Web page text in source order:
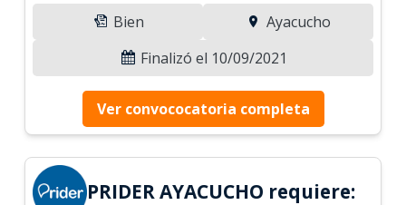
Bien
Ayacucho
Finalizó el 10/09/2021
Ver convococatoria completa
PRIDER AYACUCHO requiere: